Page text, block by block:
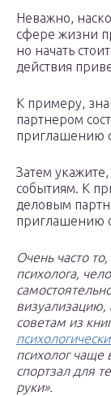
Неважно,
сфере жизни
но начать
действия
К примеру,
партнером
приглашению
Затем
событиям. К
деловым
приглашению
Очень часто
психолога,
визуализацию,
советам из
психолог чаще
спортзал для
руки».